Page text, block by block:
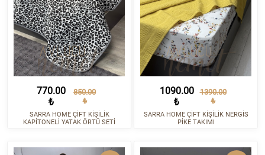
770.00
₺
850.00
₺
SARRA HOME ÇİFT KİŞİLİK
KAPİTONELİ YATAK ÖRTÜ SETİ
1090.00
₺
1390.00
₺
SARRA HOME ÇİFT KİŞİLİK NERGİS
PİKE TAKIMI